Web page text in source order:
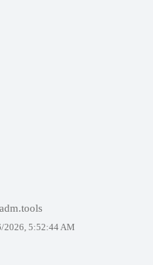
adm.tools
2026, 5:52:44 AM